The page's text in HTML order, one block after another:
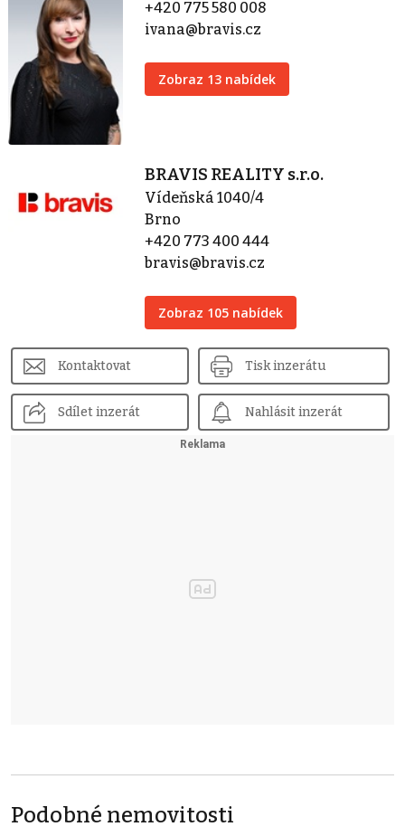
+420 775 580 008
ivana@bravis.cz
Zobraz 13 nabídek
BRAVIS REALITY s.r.o.
Vídeňská 1040/4
Brno
+420 773 400 444
bravis@bravis.cz
Zobraz 105 nabídek
Kontaktovat Tisk inzerátu
Sdílet inzerát Nahlásit inzerát
Podobné nemovitosti